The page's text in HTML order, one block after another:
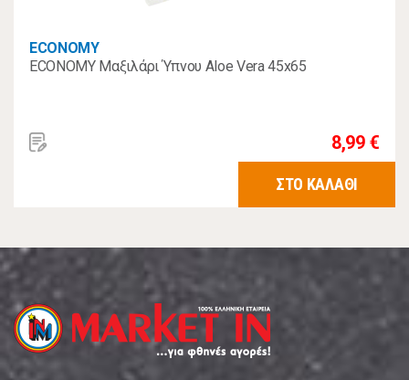
ECONOMY
ECONOMY Μαξιλάρι Ύπνου Aloe Vera 45x65
8,99 €
ΣΤΟ ΚΑΛΑΘΙ